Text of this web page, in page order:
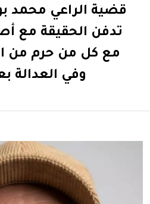
قضية الراعي محمد
تدفن الحقيقة مع
مع كل من حرم من
وفي العدالة